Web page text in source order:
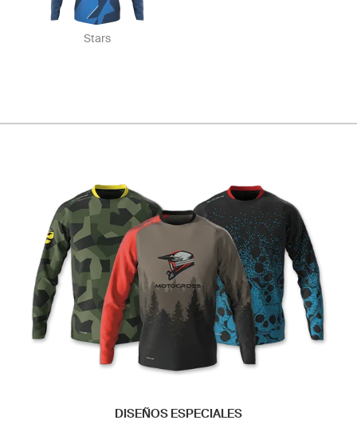
Stars
DISEÑOS ESPECIALES